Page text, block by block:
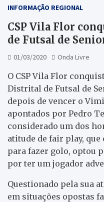
INFORMAÇÃO REGIONAL
CSP Vila Flor
de Futsal de
01/03/2020 Onda Livre
O CSP Vila Flor
Distrital de Futsal de
depois de vencer o
apontados por Pedro
considerado um dos
atitude de fair play,
para fazer golo, optou
por ter um jogador
Questionado pela sua
em situações opostas